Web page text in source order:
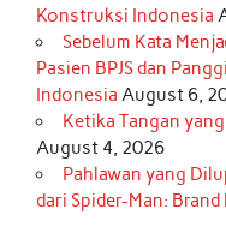
Konstruksi Indonesia
Sebelum Kata
Pasien BPJS dan
Indonesia August 6,
Ketika Tangan
August 4, 2026
Pahlawan yang
dari Spider-Man: Brand